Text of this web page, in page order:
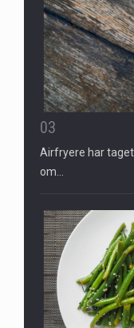
03
Airfryere har
om…